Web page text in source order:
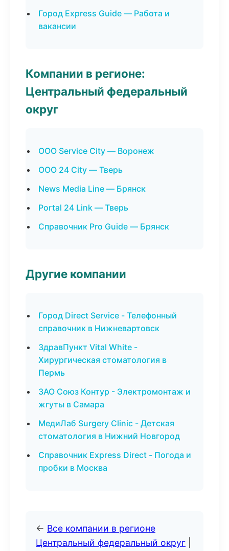
Город Express Guide — Работа и
вакансии
Компании в регионе:
Центральный федеральный
округ
ООО Service City — Воронеж
ООО 24 City — Тверь
News Media Line — Брянск
Portal 24 Link — Тверь
Справочник Pro Guide — Брянск
Другие компании
Город Direct Service - Телефонный
справочник в Нижневартовск
ЗдравПункт Vital White -
Хирургическая стоматология в
Пермь
ЗАО Союз Контур - Электромонтаж и
жгуты в Самара
МедиЛаб Surgery Clinic - Детская
стоматология в Нижний Новгород
Справочник Express Direct - Погода и
пробки в Москва
← Все компании в регионе
Центральный федеральный округ